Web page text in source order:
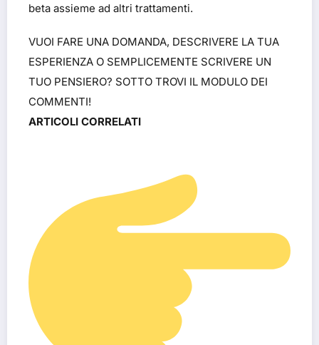
beta assieme ad altri trattamenti.
VUOI FARE UNA DOMANDA, DESCRIVERE LA TUA
ESPERIENZA O SEMPLICEMENTE SCRIVERE UN
TUO PENSIERO? SOTTO TROVI IL MODULO DEI
COMMENTI!
ARTICOLI CORRELATI